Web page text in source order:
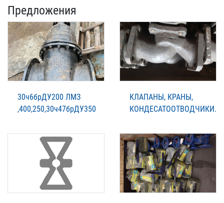
Предложения
30ч6брДУ200 ЛМЗ
,400,250,30ч47брДУ350
КЛАПАНЫ, КРАНЫ,
КОНДЕСАТООТВОДЧИКИ.